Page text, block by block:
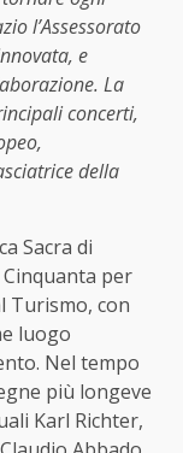
l’Assessorato
e
La
concerti,
della
Sacra di
per
Turismo, con
luogo
Nel tempo
più longeve
Karl Richter,